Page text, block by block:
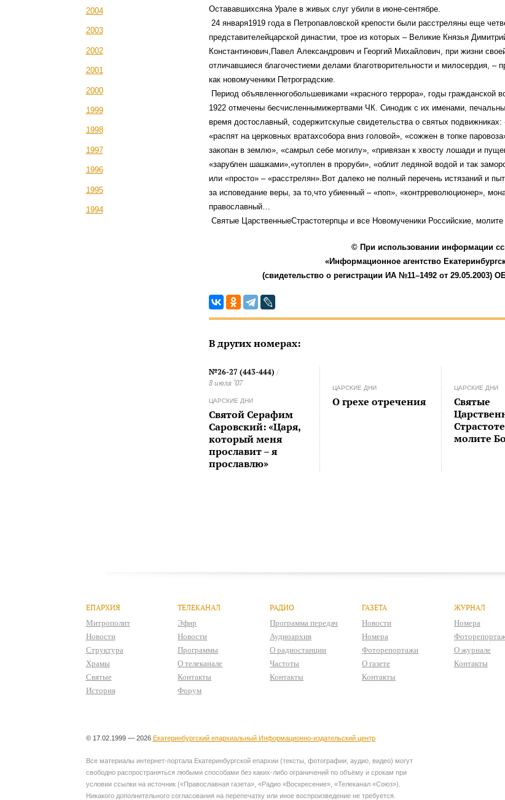
2004
2003
2002
2001
2000
1999
1998
1997
1996
1995
1994
Остававшихсяна Урале в живых слуг убили в июне-сентябре.
24 января1919 года в Петропавловской крепости были расстреляны еще
представителейцарской династии, трое из которых – Великие Князья
Константинович,Павел Александрович и Георгий Михайлович, при жизни
отличавшиеся благочестиеми делами благотворительности и милосердия, –
как новомученики Петроградские.
Период объявленногобольшевиками «красного террора», годы гражданской
1922 отмечены бесчисленнымижертвами ЧК. Синодик с их именами,
время достославный, содержитскупые свидетельства о святых подвижниках:
«распят на церковных вратахсобора вниз головой», «сожжен в топке
закопан в землю», «самрыл себе могилу», «привязан к хвосту лошади и
«зарублен шашками»,«утоплен в проруби», «облит ледяной водой и так
или «просто» – «расстрелян».Вот далеко не полный перечень истязаний и
за исповедание веры, за то,что убиенный – «поп», «контрреволюционер»,
православный…
Святые ЦарственныеСтрастотерпцы и все Новомученики Российские, молите
© При использовании информации
«Информационное агентство
(свидетельство о регистрации ИА №11–1492 от 29.05.2003)
В других номерах:
№26-27 (443-444) /
8 июля ‘07
ЦАРСКИЕ ДНИ
Святой Серафим
Саровский: «Царя,
который меня
прославит – я
прославлю»
ЦАРСКИЕ ДНИ
О грехе отречения
ЦАРСКИЕ ДНИ
Святые
молите
ЕПАРХИЯ
Митрополит
Новости
Структура
Храмы
Святые
История
ТЕЛЕКАНАЛ
Эфир
Новости
Программы
О телеканале
Контакты
Форум
РАДИО
Программа передач
Аудиоархив
О радиостанции
Частоты
Контакты
ГАЗЕТА
Новости
Номера
Фоторепортажи
О газете
Контакты
ЖУРНАЛ
Номера
О журнале
Контакты
© 17.02.1999 — 2026 Екатеринбургский епархиальный Информационно-издательский центр
Все материалы интернет-портала Екатеринбургской епархии (тексты, фотографии, аудио, видео) могут
свободно распространяться любыми способами без каких-либо ограничений по объёму и срокам при
условии ссылки на источник («Православная газета», «Радио «Воскресение», «Телеканал «Союз»).
Никакого дополнительного согласования на перепечатку или иное воспроизведение не требуется.